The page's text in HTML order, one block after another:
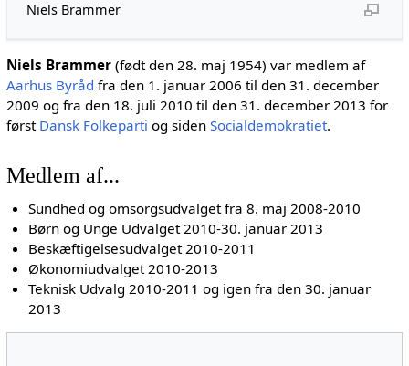
Niels Brammer
Niels Brammer(født den 28. maj 1954) var medlem af
Aarhus Byråd fra den 1. januar 2006 til den 31. december
2009 og fra den 18. juli 2010 til den 31. december 2013 for
først Dansk Folkeparti og siden Socialdemokratiet.
Medlem af...
Sundhed og omsorgsudvalget fra 8. maj 2008-2010
Børn og Unge Udvalget 2010-30. januar 2013
Beskæftigelsesudvalget 2010-2011
Økonomiudvalget 2010-2013
Teknisk Udvalg 2010-2011 og igen fra den 30. januar
2013